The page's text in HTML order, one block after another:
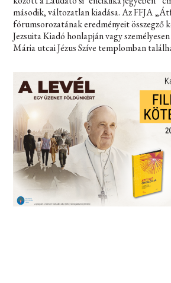
második, változatlan kiadása. Az FFJA
fórumsorozatának eredményeit összegző
Jezsuita Kiadó honlapján vagy
Mária utcai Jézus Szíve templomban